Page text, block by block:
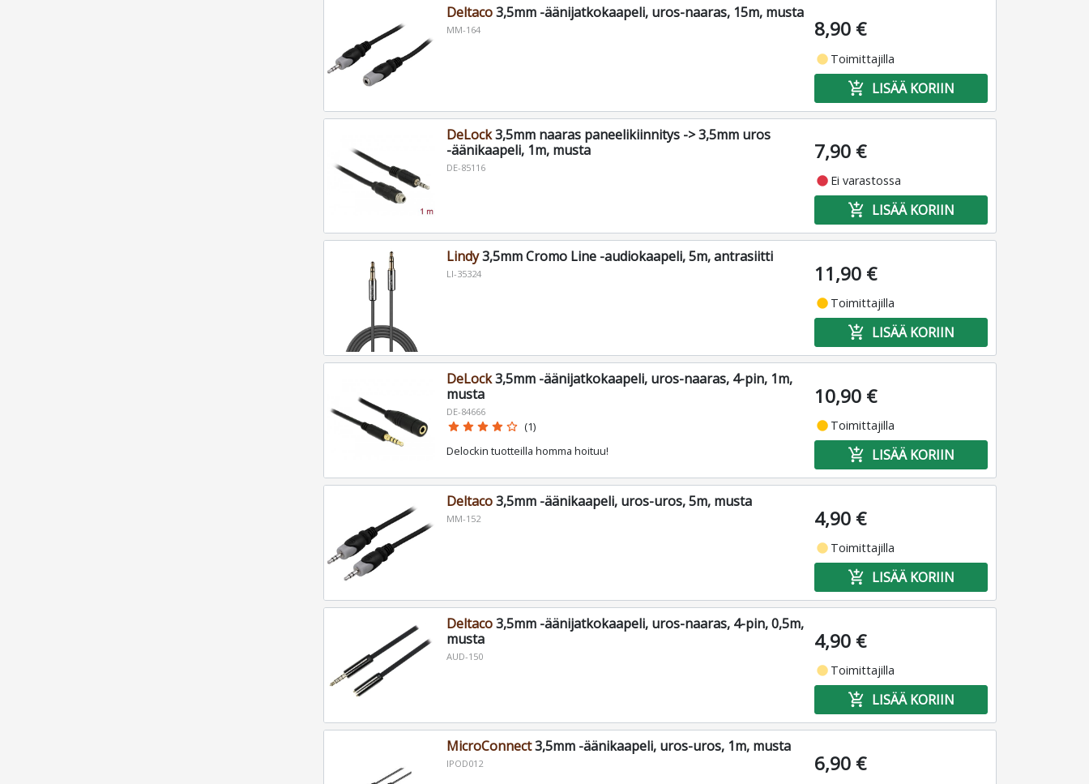
Deltaco3,5mm -äänijatkokaapeli, uros-naaras, 15m, musta
MM-164 8,90 €
fiber_manual_record Toimittajilla
add_shopping_cart LISÄÄ KORIIN
DeLock3,5mm naaras paneelikiinnitys -> 3,5mm uros
-äänikaapeli, 1m, musta
DE-85116
7,90 €
fiber_manual_record Ei varastossa
add_shopping_cart LISÄÄ KORIIN
Lindy3,5mm Cromo Line -audiokaapeli, 5m, antrasiitti
LI-35324 11,90 €
fiber_manual_record Toimittajilla
add_shopping_cart LISÄÄ KORIIN
DeLock3,5mm -äänijatkokaapeli, uros-naaras, 4-pin, 1m,
musta
DE-84666
star star star star star_border (1)
Delockin tuotteilla homma hoituu!
10,90 €
fiber_manual_record Toimittajilla
add_shopping_cart LISÄÄ KORIIN
Deltaco3,5mm -äänikaapeli, uros-uros, 5m, musta
MM-152 4,90 €
fiber_manual_record Toimittajilla
add_shopping_cart LISÄÄ KORIIN
Deltaco3,5mm -äänijatkokaapeli, uros-naaras, 4-pin, 0,5m,
musta
AUD-150
4,90 €
fiber_manual_record Toimittajilla
add_shopping_cart LISÄÄ KORIIN
MicroConnect3,5mm -äänikaapeli, uros-uros, 1m, musta
IPOD012 6,90 €